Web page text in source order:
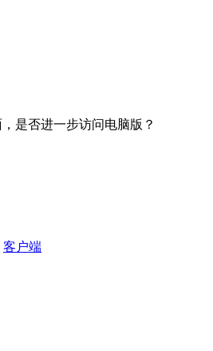
是否进一步访问电脑版？
客户端